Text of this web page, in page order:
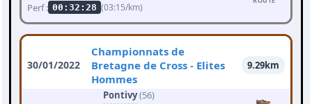
Perf : 00:32:28 (03:15/km)
30/01/2022
Championnats de
Bretagne de Cross - Elites
Hommes
9.29km
Pontivy(56)